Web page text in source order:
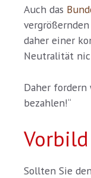
Auch das
daher einer
Neutralität
Daher
bezahlen!“
Sollten Sie